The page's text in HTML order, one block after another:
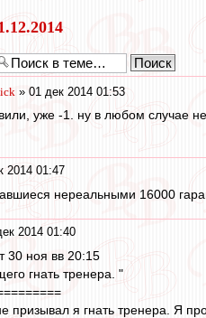
» 01 дек 2014 01:53
уже -1. ну в любом случае
2014 01:47
нереальными 16000
2014 01:40
30 ноя вв 20:15
гнать тренера. "
я гнать тренера. Я